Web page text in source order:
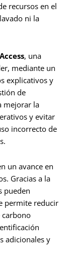
recursos en el
ni la
, una
mediante un
explicativos y
de
mejorar la
y evitar
incorrecto de
un avance en
Gracias a la
pueden
permite reducir
carbono
adicionales y